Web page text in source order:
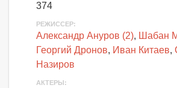
374
РЕЖИССЕР:
Александр Ануров (2), Шабан
Георгий Дронов, Иван Китаев,
Назиров
АКТЕРЫ: